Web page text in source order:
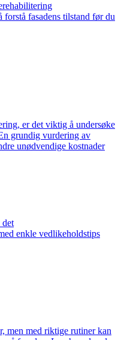
fasadens tilstand før du
er det viktig å undersøke
grundig vurdering av
unødvendige kostnader
det
enkle vedlikeholdstips
men med riktige rutiner kan